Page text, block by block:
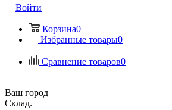
Войти
Корзина0
Избранные товары0
Сравнение товаров0
Ваш город
Склад